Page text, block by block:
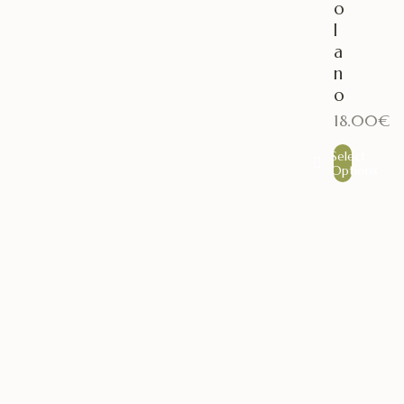
o
l
a
n
o
18.00€
Select
Options